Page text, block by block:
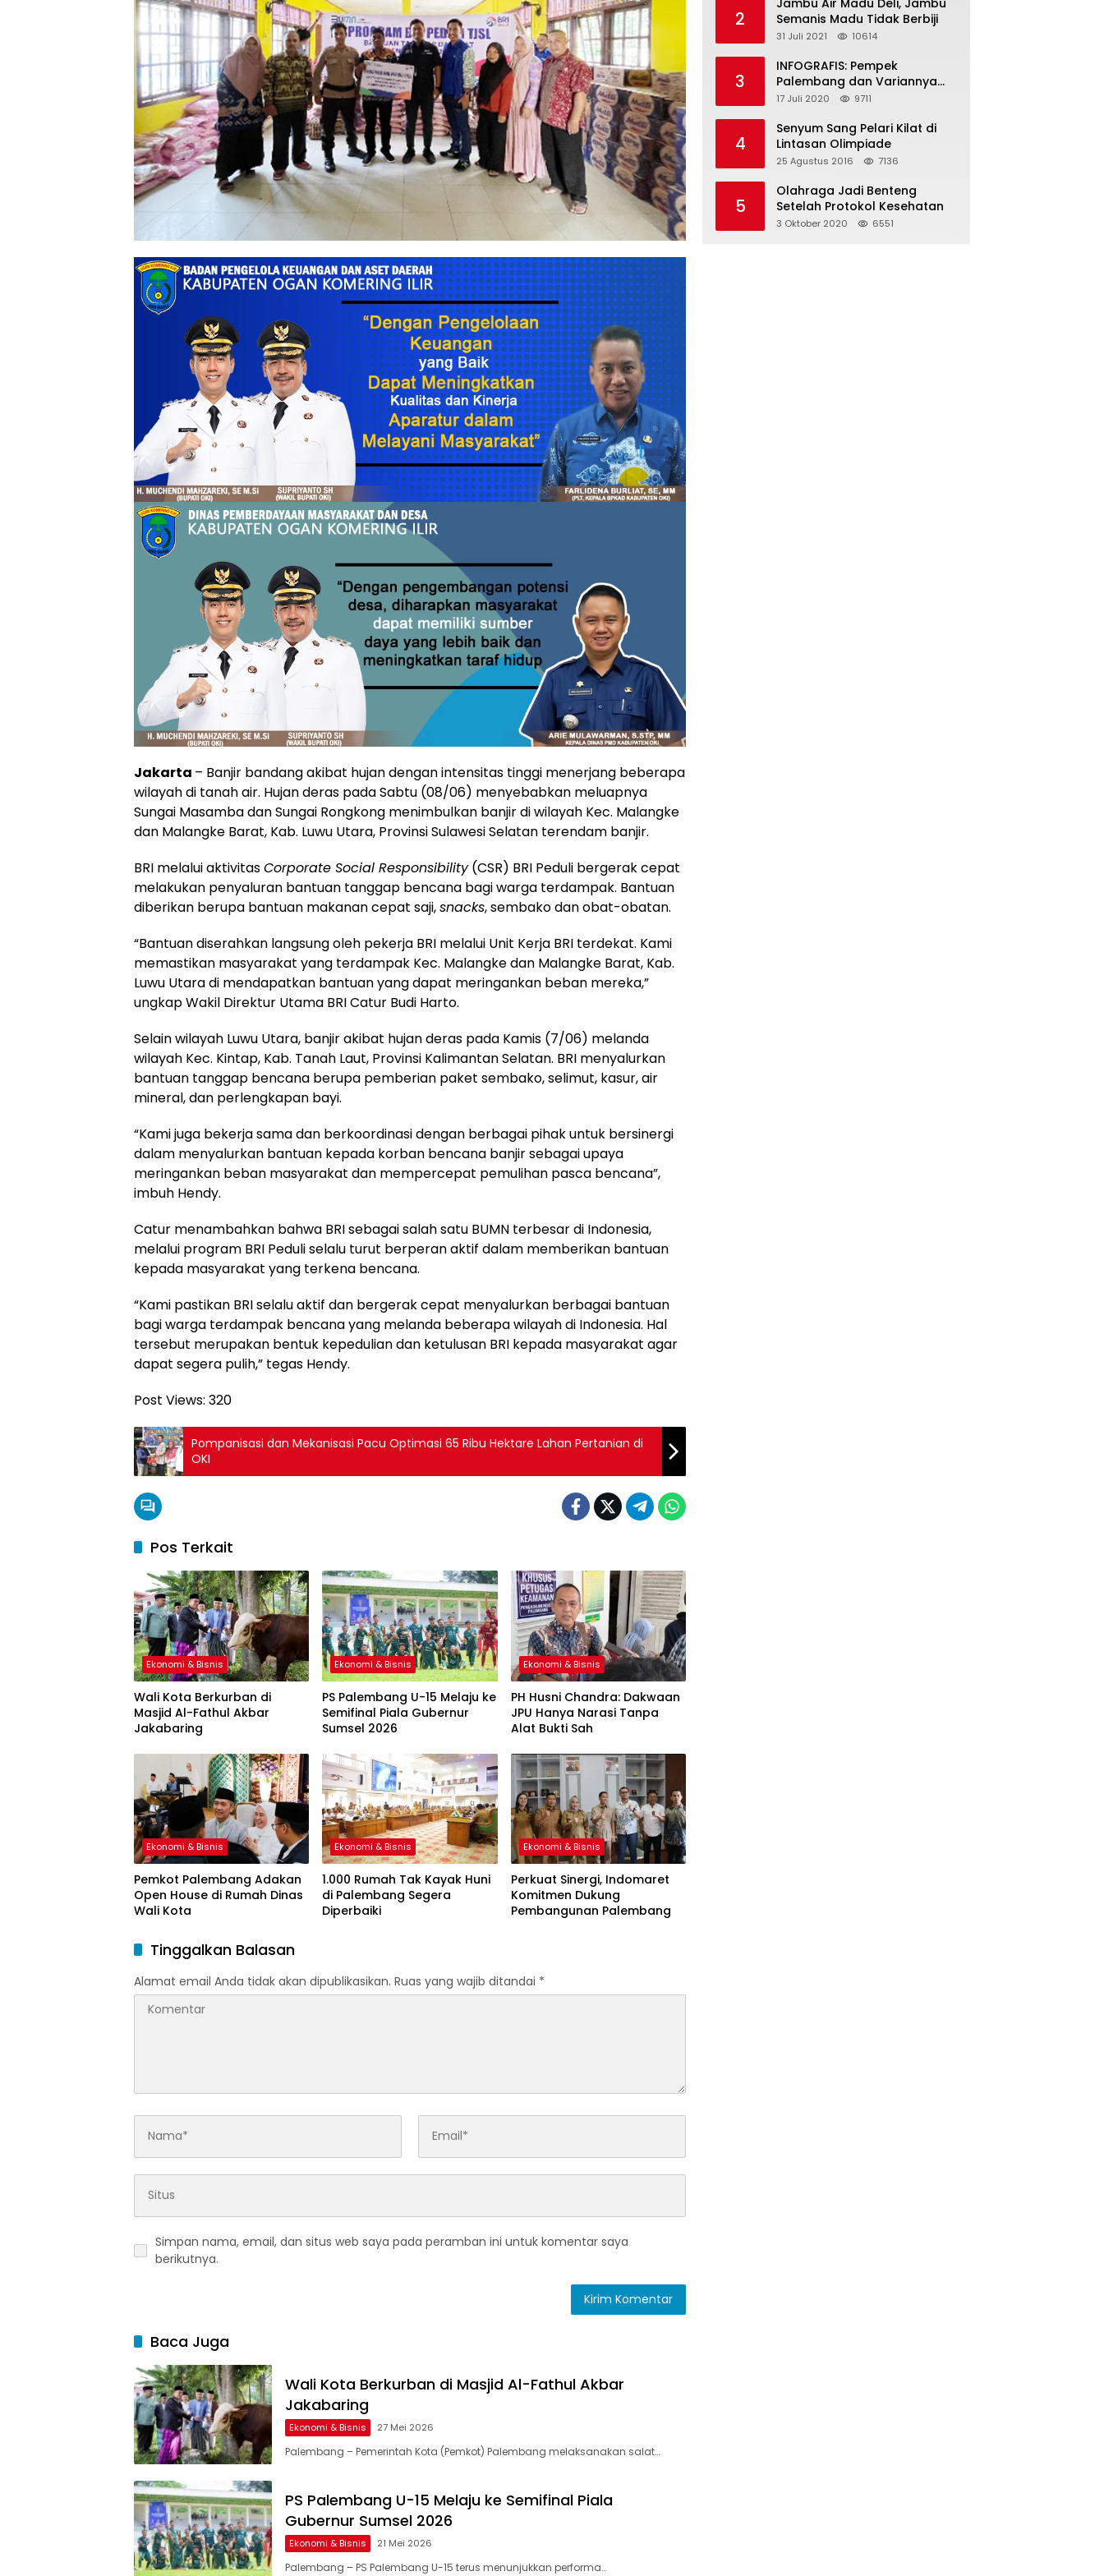
Jakarta – Banjir bandang akibat hujan dengan intensitas tinggi menerjang beberapa
wilayah di tanah air. Hujan deras pada Sabtu (08/06) menyebabkan meluapnya
Sungai Masamba dan Sungai Rongkong menimbulkan banjir di wilayah Kec. Malangke
dan Malangke Barat, Kab. Luwu Utara, Provinsi Sulawesi Selatan terendam banjir.
BRI melalui aktivitasCorporate Social Responsibility(CSR) BRI Peduli bergerak cepat
melakukan penyaluran bantuan tanggap bencana bagi warga terdampak. Bantuan
diberikan berupa bantuan makanan cepat saji,snacks, sembako dan obat-obatan.
“Bantuan diserahkan langsung oleh pekerja BRI melalui Unit Kerja BRI terdekat. Kami
memastikan masyarakat yang terdampak Kec. Malangke dan Malangke Barat, Kab.
Luwu Utara di mendapatkan bantuan yang dapat meringankan beban mereka,”
ungkap Wakil Direktur Utama BRI Catur Budi Harto.
Selain wilayah Luwu Utara, banjir akibat hujan deras pada Kamis (7/06) melanda
wilayah Kec. Kintap, Kab. Tanah Laut, Provinsi Kalimantan Selatan. BRI menyalurkan
bantuan tanggap bencana berupa pemberian paket sembako, selimut, kasur, air
mineral, dan perlengkapan bayi.
“Kami juga bekerja sama dan berkoordinasi dengan berbagai pihak untuk bersinergi
dalam menyalurkan bantuan kepada korban bencana banjir sebagai upaya
meringankan beban masyarakat dan mempercepat pemulihan pasca bencana”,
imbuh Hendy.
Catur menambahkan bahwa BRI sebagai salah satu BUMN terbesar di Indonesia,
melalui program BRI Peduli selalu turut berperan aktif dalam memberikan bantuan
kepada masyarakat yang terkena bencana.
“Kami pastikan BRI selalu aktif dan bergerak cepat menyalurkan berbagai bantuan
bagi warga terdampak bencana yang melanda beberapa wilayah di Indonesia. Hal
tersebut merupakan bentuk kepedulian dan ketulusan BRI kepada masyarakat agar
dapat segera pulih,” tegas Hendy.
Post Views: 320
Pompanisasi dan Mekanisasi Pacu Optimasi 65 Ribu Hektare Lahan Pertanian di
OKI
Pos Terkait
Ekonomi & Bisnis
Wali Kota Berkurban di
Masjid Al-Fathul Akbar
Jakabaring
Ekonomi & Bisnis
PS Palembang U-15 Melaju ke
Semifinal Piala Gubernur
Sumsel 2026
Ekonomi & Bisnis
PH Husni Chandra: Dakwaan
JPU Hanya Narasi Tanpa
Alat Bukti Sah
Ekonomi & Bisnis
Pemkot Palembang Adakan
Open House di Rumah Dinas
Wali Kota
Ekonomi & Bisnis
1.000 Rumah Tak Kayak Huni
di Palembang Segera
Diperbaiki
Ekonomi & Bisnis
Perkuat Sinergi, Indomaret
Komitmen Dukung
Pembangunan Palembang
Tinggalkan Balasan
Alamat email Anda tidak akan dipublikasikan. Ruas yang wajib ditandai *
Simpan nama, email, dan situs web saya pada peramban ini untuk komentar saya
berikutnya.
Baca Juga
Wali Kota Berkurban di Masjid Al-Fathul Akbar
Jakabaring
Ekonomi & Bisnis 27 Mei 2026
Palembang – Pemerintah Kota (Pemkot) Palembang melaksanakan salat…
PS Palembang U-15 Melaju ke Semifinal Piala
Gubernur Sumsel 2026
Ekonomi & Bisnis 21 Mei 2026
Palembang – PS Palembang U-15 terus menunjukkan performa…
2
Jambu Air Madu Deli, Jambu
Semanis Madu Tidak Berbiji
31 Juli 2021 10614
3
INFOGRAFIS: Pempek
Palembang dan Variannya
yang Melegenda
17 Juli 2020 9711
4
Senyum Sang Pelari Kilat di
Lintasan Olimpiade
25 Agustus 2016 7136
5
Olahraga Jadi Benteng
Setelah Protokol Kesehatan
3 Oktober 2020 6551